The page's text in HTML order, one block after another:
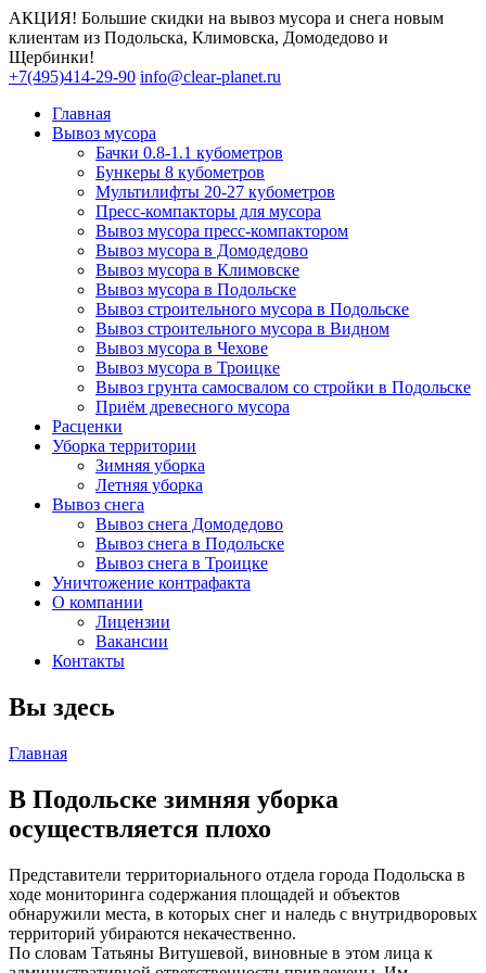
АКЦИЯ! Большие скидки на вывоз мусора и снега новым
клиентам из Подольска, Климовска, Домодедово и
Щербинки!
+7(495)414-29-90 info@clear-planet.ru
Главная
Вывоз мусора
Бачки 0.8-1.1 кубометров
Бункеры 8 кубометров
Мультилифты 20-27 кубометров
Пресс-компакторы для мусора
Вывоз мусора пресс-компактором
Вывоз мусора в Домодедово
Вывоз мусора в Климовске
Вывоз мусора в Подольске
Вывоз строительного мусора в Подольске
Вывоз строительного мусора в Видном
Вывоз мусора в Чехове
Вывоз мусора в Троицке
Вывоз грунта самосвалом со стройки в Подольске
Приём древесного мусора
Расценки
Уборка территории
Зимняя уборка
Летняя уборка
Вывоз снега
Вывоз снега Домодедово
Вывоз снега в Подольске
Вывоз снега в Троицке
Уничтожение контрафакта
О компании
Лицензии
Вакансии
Контакты
Вы здесь
Главная
В Подольске зимняя уборка
осуществляется плохо
Представители территориального отдела города Подольска в
ходе мониторинга содержания площадей и объектов
обнаружили места, в которых снег и наледь с внутридворовых
территорий убираются некачественно.
По словам Татьяны Витушевой, виновные в этом лица к